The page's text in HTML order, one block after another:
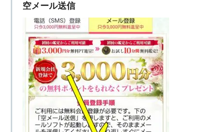
空メール送信